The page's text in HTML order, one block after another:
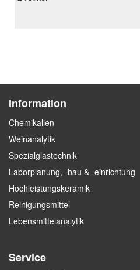
Information
Chemikalien
Weinanalytik
Spezialglastechnik
Laborplanung, -bau & -einrichtung
Hochleistungskeramik
Reinigungsmittel
Lebensmittelanalytik
Service